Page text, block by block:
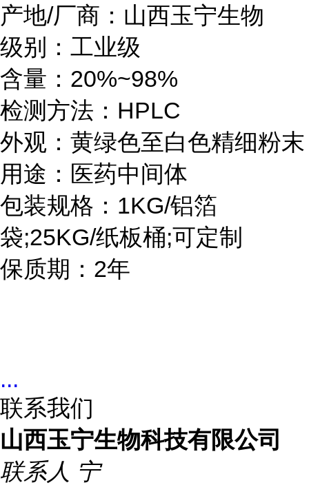
产地/厂商：山西玉宁生物
级别：工业级
含量：20%~98%
检测方法：HPLC
外观：黄绿色至白色精细粉末
用途：医药中间体
包装规格：1KG/铝箔
袋;25KG/纸板桶;可定制
保质期：2年
...
联系我们
山西玉宁生物科技有限公司
联系人 宁